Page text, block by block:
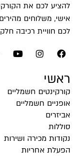
להציע לכם את
אישי, משלוחים
לכם חוויית רכיבה
ראשי
קורקינטים חשמליים
אופניים חשמליים
אביזרים
סוללות
נקודות מכירה ושירות
הפעלת אחריות